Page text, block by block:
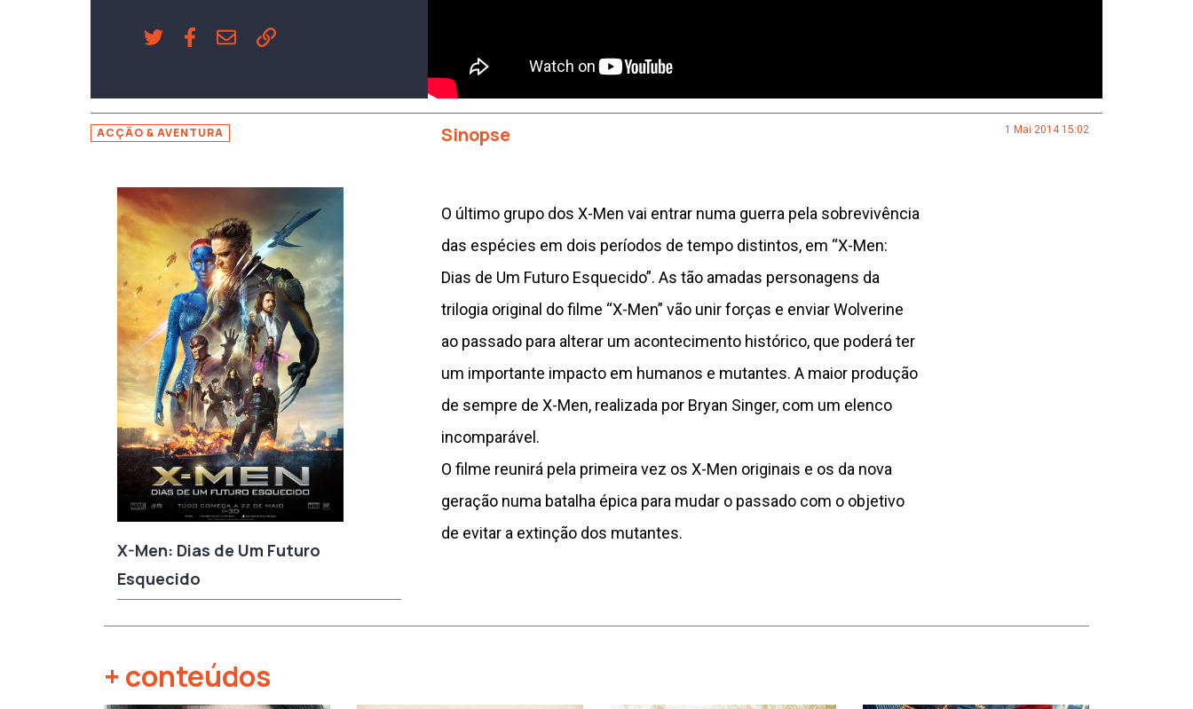
ACÇÃO & AVENTURA Sinopse 1 Mai 2014 15:02
X-Men: Dias de Um Futuro
Esquecido
O último grupo dos X-Men vai entrar numa guerra pela sobrevivência
das espécies em dois períodos de tempo distintos, em “X-Men:
Dias de Um Futuro Esquecido”. As tão amadas personagens da
trilogia original do filme “X-Men” vão unir forças e enviar Wolverine
ao passado para alterar um acontecimento histórico, que poderá ter
um importante impacto em humanos e mutantes. A maior produção
de sempre de X-Men, realizada por Bryan Singer, com um elenco
incomparável.
O filme reunirá pela primeira vez os X-Men originais e os da nova
geração numa batalha épica para mudar o passado com o objetivo
de evitar a extinção dos mutantes.
+ conteúdos